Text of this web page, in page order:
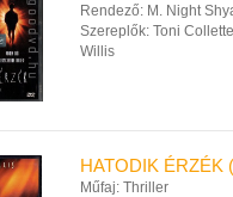
Rendező: M. Night
Szereplők: Toni Collette
Willis
HATODIK ÉRZÉK
Műfaj: Thriller